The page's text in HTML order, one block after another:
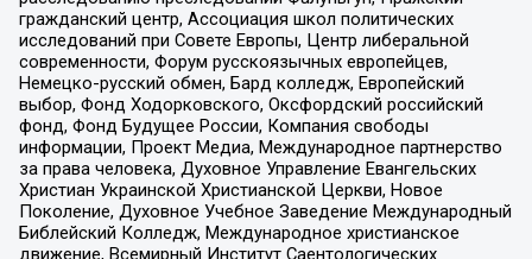
гражданский центр, Ассоциация школ политических
исследований при Совете Европы, Центр либеральной
современности, Форум русскоязычных европейцев,
Немецко-русский обмен, Бард колледж, Европейский
выбор, Фонд Ходорковского, Оксфордский российский
фонд, Фонд Будущее России, Компания свободы
информации, Проект Медиа, Международное партнерство
за права человека, Духовное Управление Евангельских
Христиан Украинской Христианской Церкви, Новое
Поколение, Духовное Учебное Заведение Международный
Библейский Колледж, Международное христианское
движение, Всемирный Институт Саентологических